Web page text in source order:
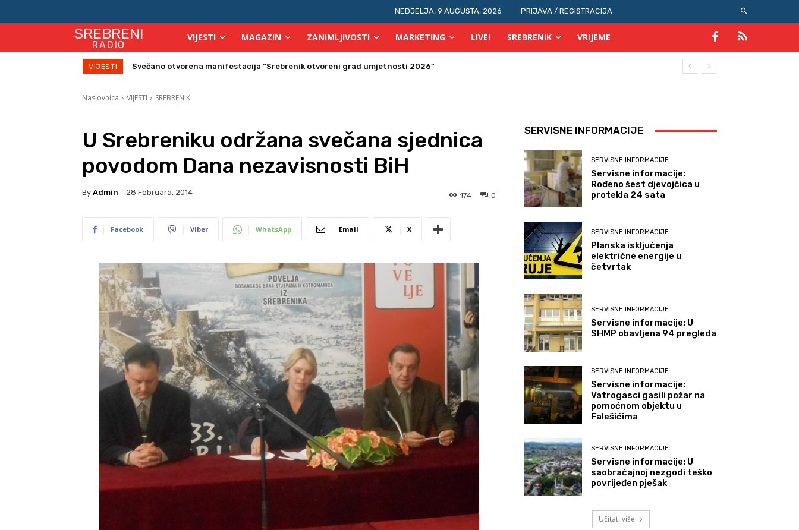
NEDJELJA, 9 AUGUSTA, 2026 PRIJAVA / REGISTRACIJA
SREBRENI
RADIO
VIJESTI MAGAZIN ZANIMLJIVOSTI MARKETING LIVE! SREBRENIK VRIJEME
VIJESTI Na Starom gradu Srebreniku večeras počinje OGUS
Naslovnica VIJESTI SREBRENIK
U Srebreniku održana svečana sjednica
povodom Dana nezavisnosti BiH
By Admin 28 Februara, 2014 0
174
Facebook Viber WhatsApp Email X
SERVISNE INFORMACIJE
SERVISNE INFORMACIJE
Servisne informacije:
Rođeno šest djevojčica u
protekla 24 sata
SERVISNE INFORMACIJE
Planska isključenja
električne energije u
četvrtak
SERVISNE INFORMACIJE
Servisne informacije: U
SHMP obavljena 94 pregleda
SERVISNE INFORMACIJE
Servisne informacije:
Vatrogasci gasili požar na
pomoćnom objektu u
Falešićima
SERVISNE INFORMACIJE
Servisne informacije: U
saobraćajnoj nezgodi teško
povrijeđen pješak
Učitati više